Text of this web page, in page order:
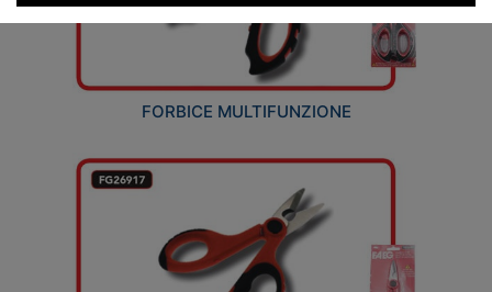
FORBICE MULTIFUNZIONE